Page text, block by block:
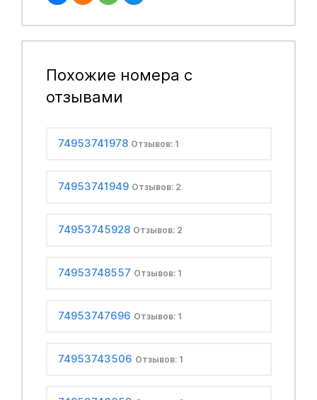
Похожие номера с
отзывами
74953741978 Отзывов: 1
74953741949 Отзывов: 2
74953745928 Отзывов: 2
74953748557 Отзывов: 1
74953747696 Отзывов: 1
74953743506 Отзывов: 1